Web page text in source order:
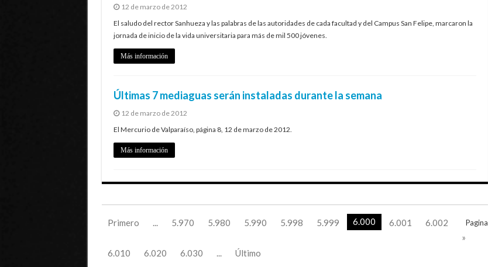
12 de marzo de 2012
El saludo del rector Sanhueza y las palabras de las autoridades de cada facultad y del Campus San Felipe, marcaron la
jornada de inicio de la vida universitaria para más de mil 500 jóvenes.
Más información
Últimas 7 mediaguas serán instaladas durante la semana
12 de marzo de 2012
El Mercurio de Valparaíso, página 8, 12 de marzo de 2012.
Más información
Pagina
Primero 5.970 5.980 5.990 5.998 5.999 6.000 6.001
6.002
»
6.010
6.020 6.030 Último